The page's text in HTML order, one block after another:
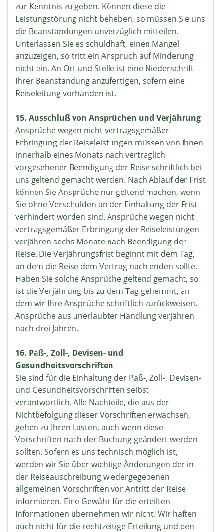
zur Kenntnis zu geben. Können diese die
Leistungstörung nicht beheben, so müssen Sie uns
die Beanstandungen unverzüglich mitteilen.
Unterlassen Sie es schuldhaft, einen Mangel
anzuzeigen, so tritt ein Anspruch auf Minderung
nicht ein. An Ort und Stelle ist eine Niederschrift
Ihrer Beanstandung anzufertigen, sofern eine
Reiseleitung vorhanden ist.
15. Ausschluß von Ansprüchen und Verjährung
Ansprüche wegen nicht vertragsgemäßer
Erbringung der Reiseleistungen müssen von Ihnen
innerhalb eines Monats nach vertraglich
vorgesehener Beendigung der Reise schriftlich bei
uns geltend gemacht werden. Nach Ablauf der Frist
können Sie Ansprüche nur geltend machen, wenn
Sie ohne Verschulden an der Einhaltung der Frist
verhindert worden sind. Ansprüche wegen nicht
vertragsgemäßer Erbringung der Reiseleistungen
verjähren sechs Monate nach Beendigung der
Reise. Die Verjährungsfrist beginnt mit dem Tag,
an dem die Reise dem Vertrag nach enden sollte.
Haben Sie solche Ansprüche geltend gemacht, so
ist die Verjährung bis zu dem Tag gehemmt, an
dem wir Ihre Ansprüche schriftlich zurückweisen.
Ansprüche aus unerlaubter Handlung verjähren
nach drei Jahren.
16. Paß-, Zoll-, Devisen- und
Gesundheitsvorschriften
Sie sind für die Einhaltung der Paß-, Zoll-, Devisen-
und Gesundheitsvorschriften selbst
verantwortlich. Alle Nachteile, die aus der
Nichtbefolgung dieser Vorschriften erwachsen,
gehen zu Ihren Lasten, auch wenn diese
Vorschriften nach der Buchung geändert werden
sollten. Sofern es uns technisch möglich ist,
werden wir Sie über wichtige Änderungen der in
der Reiseauschreibung wiedergegebenen
allgemeinen Vorschriften vor Antritt der Reise
informieren. Eine Gewähr für die erteilten
Informationen übernehmen wir nicht. Wir haften
auch nicht für die rechtzeitige Erteilung und den